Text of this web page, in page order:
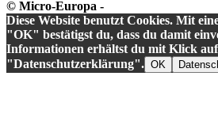
© Micro-Europa -
Diese Website benutzt Cookies. Mit
"OK" bestätigst du, dass du damit
Informationen erhältst du mit Klick
"Datenschutzerklärung". OK